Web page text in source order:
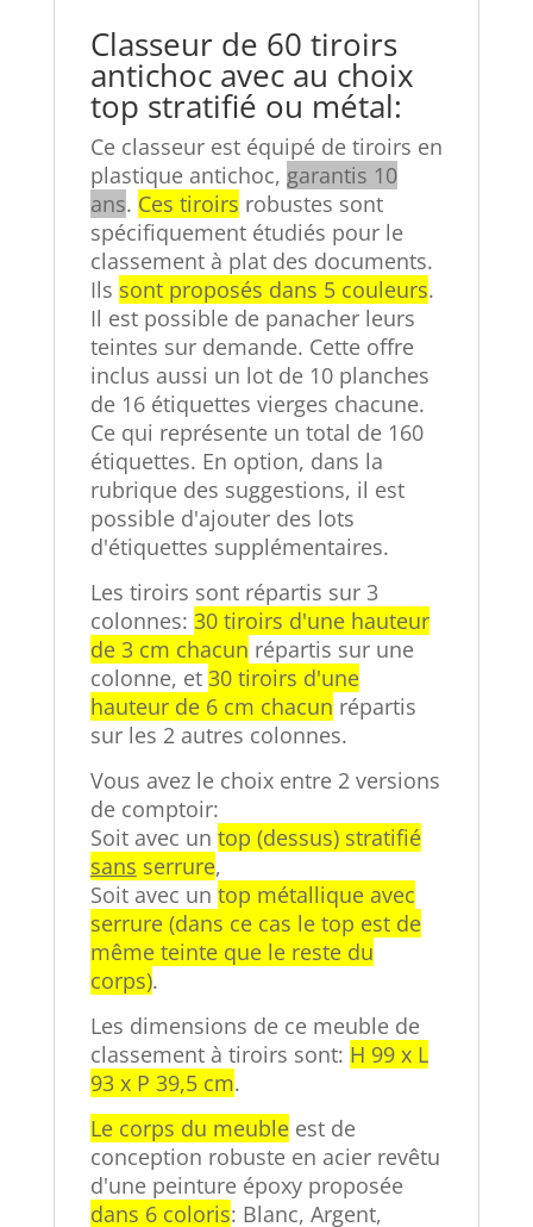
Classeur de 60 tiroirs
antichoc avec au choix
top stratifié ou métal:
Ce classeur est équipé de tiroirs en
plastique antichoc, garantis 10
ans. Ces tiroirs robustes sont
spécifiquement étudiés pour le
classement à plat des documents.
Ils sont proposés dans 5 couleurs.
Il est possible de panacher leurs
teintes sur demande. Cette offre
inclus aussi un lot de 10 planches
de 16 étiquettes vierges chacune.
Ce qui représente un total de 160
étiquettes. En option, dans la
rubrique des suggestions, il est
possible d'ajouter des lots
d'étiquettes supplémentaires.
Les tiroirs sont répartis sur 3
colonnes: 30 tiroirs d'une hauteur
de 3 cm chacun répartis sur une
colonne, et 30 tiroirs d'une
hauteur de 6 cm chacun répartis
sur les 2 autres colonnes.
Vous avez le choix entre 2 versions
de comptoir:
Soit avec un top (dessus) stratifié
sans serrure,
Soit avec un top métallique avec
serrure (dans ce cas le top est de
même teinte que le reste du
corps).
Les dimensions de ce meuble de
classement à tiroirs sont: H 99 x L
93 x P 39,5 cm.
Le corps du meubleest de
conception robuste en acier revêtu
d'une peinture époxy proposée
dans 6 coloris: Blanc, Argent,